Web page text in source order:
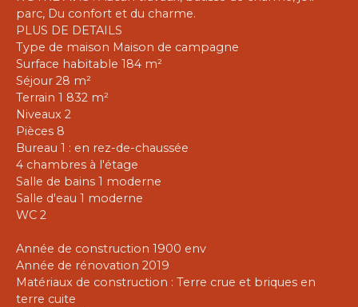
parc, Du confort et du charme.
PLUS DE DETAILS
Type de maison Maison de campagne
Surface habitable 184 m²
Séjour 28 m²
Terrain 1 832 m²
Niveaux 2
Pièces 8
Bureau 1 : en rez-de-chaussée
4 chambres à l'étage
Salle de bains 1 moderne
Salle d'eau 1 moderne
WC 2
Année de construction 1900 env
Année de rénovation 2019
Matériaux de construction : Terre crue et briques en
terre cuite